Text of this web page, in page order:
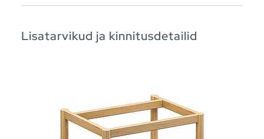
Lisatarvikud ja kinnitusdetailid